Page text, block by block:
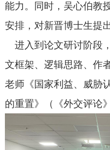
能力。同时，吴心伯教
安排，对新晋博士生提
进入到论文研讨阶段
文框架、逻辑思路、作
老师《国家利益、威胁
的重置》（《外交评论》